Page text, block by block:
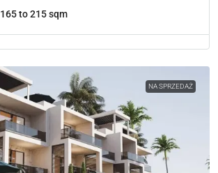
165 to 215 sqm
NA SPRZEDAŻ